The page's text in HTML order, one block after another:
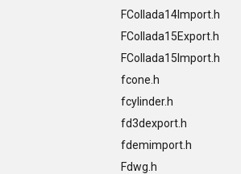
FCollada14Import.h
FCollada15Export.h
FCollada15Import.h
fcone.h
fcylinder.h
fd3dexport.h
fdemimport.h
Fdwg.h